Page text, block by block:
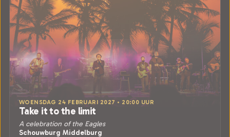
WOENSDAG 24 FEBRUARI 2027 • 20:00 UUR
Take it to the limit
A celebration of the Eagles
Schouwburg Middelburg